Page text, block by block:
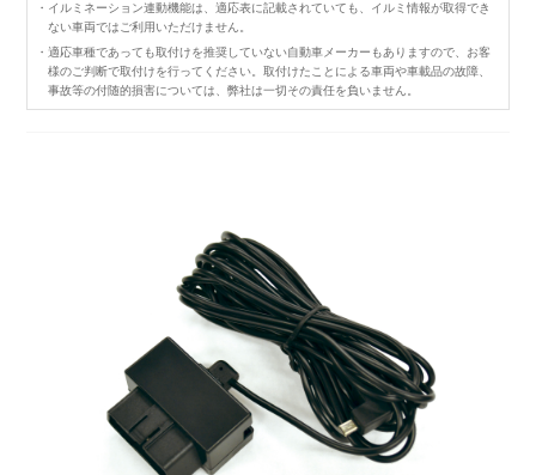
・イルミネーション連動機能は、適応表に記載されていても、イルミ情報が取得でき
ない車両ではご利用いただけません。
・適応車種であっても取付けを推奨していない自動車メーカーもありますので、お客
様のご判断で取付けを行ってください。取付けたことによる車両や車載品の故障、
事故等の付随的損害については、弊社は一切その責任を負いません。